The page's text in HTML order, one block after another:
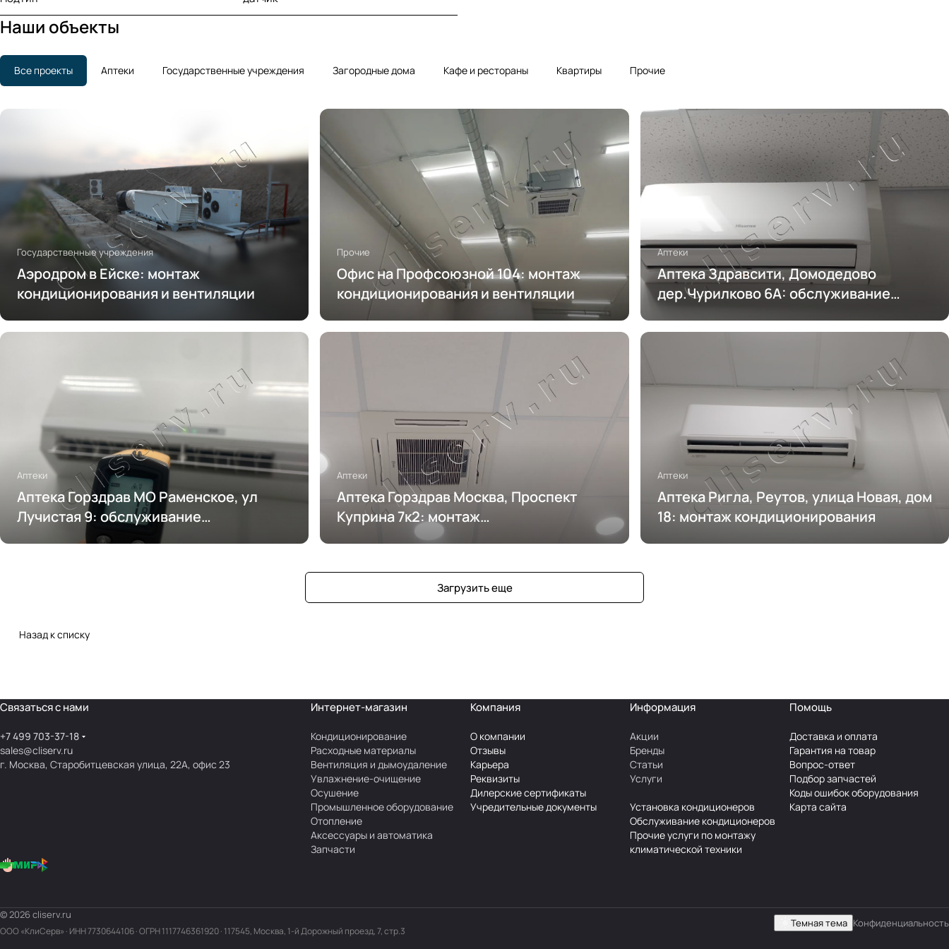
Наши объекты
Все проекты Аптеки Государственные учреждения Загородные дома Кафе и рестораны Квартиры Прочие
Государственные учреждения
Аэродром в Ейске: монтаж
кондиционирования и вентиляции
Прочие
Офис на Профсоюзной 104: монтаж
кондиционирования и вентиляции
Аптеки
Аптека Здравсити, Домодедово
дер.Чурилково 6А: обслуживание
Аптеки
Аптека Горздрав МО Раменское, ул
Лучистая 9: обслуживание
кондиционирования
Аптеки
Аптека Горздрав Москва, Проспект
Куприна 7к2: монтаж
кондиционирования
Аптеки
Аптека Ригла, Реутов, улица Новая, дом
18: монтаж кондиционирования
Загрузить еще
Назад к списку
Связаться с нами
+7 499 703-37-18
sales@cliserv.ru
г. Москва, Старобитцевская улица, 22А, офис 23
Интернет-магазин
Кондиционирование
Расходные материалы
Вентиляция и дымоудаление
Увлажнение-очищение
Осушение
Промышленное оборудование
Отопление
Аксессуары и автоматика
Запчасти
Компания
О компании
Отзывы
Карьера
Реквизиты
Дилерские сертификаты
Учредительные документы
Информация
Акции
Бренды
Статьи
Услуги
Установка кондиционеров
Обслуживание кондиционеров
Прочие услуги по монтажу
климатической техники
Помощь
Доставка и оплата
Гарантия на товар
Вопрос-ответ
Подбор запчастей
Коды ошибок оборудования
Карта сайта
© 2026 cliserv.ru
ООО «КлиСерв» · ИНН7730644106· ОГРН 1117746361920 · 117545, Москва, 1-й Дорожный проезд, 7, стр.3
Темная тема Конфиденциальность